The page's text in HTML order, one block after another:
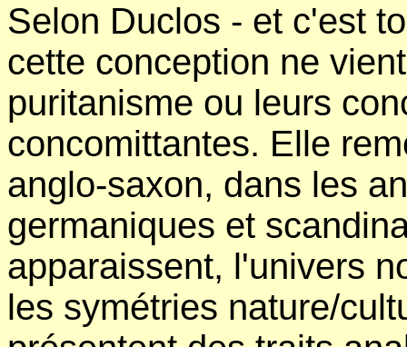
Selon Duclos - et c'est
cette conception ne
puritanisme ou leurs
concomittantes. Elle
anglo-saxon, dans les
germaniques et
apparaissent, l'univers
les symétries nature/